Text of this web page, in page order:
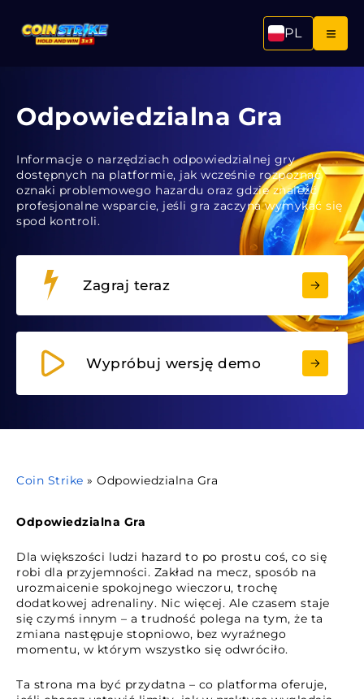
PL
Odpowiedzialna Gra
Informacje o narzędziach odpowiedzialnej gry
dostępnych na platformie, jak wcześnie rozpoznać
oznaki problemowego hazardu oraz gdzie znaleźć
profesjonalne wsparcie, jeśli gra zaczyna wymykać się
spod kontroli.
Zagraj teraz
Wypróbuj wersję demo
Coin Strike » Odpowiedzialna Gra
Odpowiedzialna Gra
Dla większości ludzi hazard to po prostu coś, co się
robi dla przyjemności. Zakład na mecz, sposób na
urozmaicenie spokojnego wieczoru, trochę
dodatkowej adrenaliny. Nic więcej. Ale czasem staje
się czymś innym – a trudność polega na tym, że ta
zmiana następuje stopniowo, bez wyraźnego
momentu, w którym wszystko się odwróciło.
Ta strona ma być przydatna – co platforma oferuje,